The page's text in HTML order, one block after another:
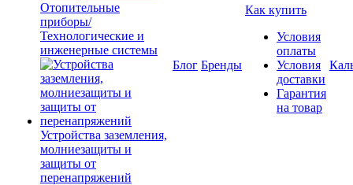
Отопительные
приборы/
Технологические и
инженерные системы
Устройства заземления,
молниезащиты и
защиты от
перенапряжений
Блог Бренды
Как купить
Условия
оплаты
Условия
доставки
Гарантия
на товар